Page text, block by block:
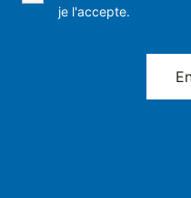
je l'accepte.